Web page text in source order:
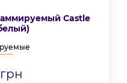
Castle
грн